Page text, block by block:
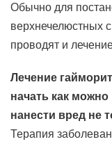
Обычно для
верхнечелюстных
проводят и
Лечение
начать как
нанести вред не
Терапия